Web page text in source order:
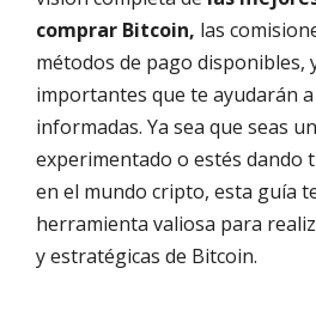
comprar Bitcoin, las
métodos de pago disponibles,
importantes que te ayudarán
informadas. Ya sea que seas
experimentado o estés dando
en el mundo cripto, esta guía
herramienta valiosa para
y estratégicas de Bitcoin.